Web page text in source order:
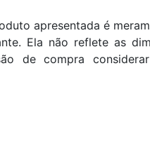
apresentada é
Ela não reflete as
de compra